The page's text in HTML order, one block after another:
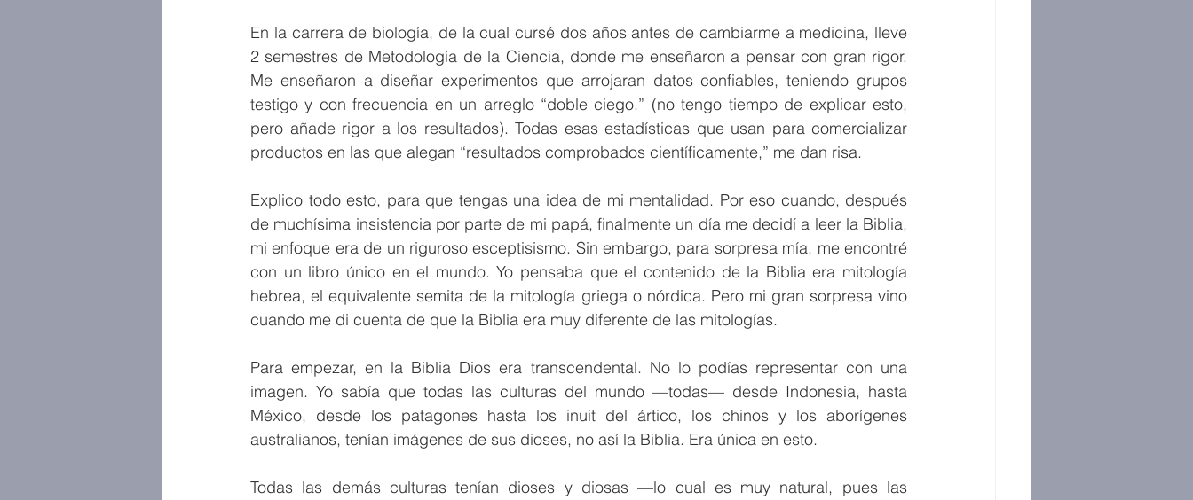
En la carrera de biología, de la cual cursé dos años antes de cambiarme a medicina, lleve
2 semestres de Metodología de la Ciencia, donde me enseñaron a pensar con gran rigor.
Me enseñaron a diseñar experimentos que arrojaran datos confiables, teniendo grupos
testigo y con frecuencia en un arreglo “doble ciego.” (no tengo tiempo de explicar esto,
pero añade rigor a los resultados). Todas esas estadísticas que usan para comercializar
productos en las que alegan “resultados comprobados científicamente,” me dan risa.
Explico todo esto, para que tengas una idea de mi mentalidad. Por eso cuando, después
de muchísima insistencia por parte de mi papá, finalmente un día me decidí a leer la Biblia,
mi enfoque era de un riguroso esceptisismo. Sin embargo, para sorpresa mía, me encontré
con un libro único en el mundo. Yo pensaba que el contenido de la Biblia era mitología
hebrea, el equivalente semita de la mitología griega o nórdica. Pero mi gran sorpresa vino
cuando me di cuenta de que la Biblia era muy diferente de las mitologías.
Para empezar, en la Biblia Dios era transcendental. No lo podías representar con una
imagen. Yo sabía que todas las culturas del mundo —todas— desde Indonesia, hasta
México, desde los patagones hasta los inuit del ártico, los chinos y los aborígenes
australianos, tenían imágenes de sus dioses, no así la Biblia. Era única en esto.
Todas las demás culturas tenían dioses y diosas —lo cual es muy natural, pues las